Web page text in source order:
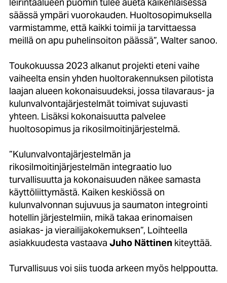
säässä ympäri vuorokauden. Huoltosopimuksella
varmistamme, että kaikki toimii ja tarvittaessa
meillä on apu puhelinsoiton päässä”, Walter sanoo.
Toukokuussa 2023 alkanut projekti eteni vaihe
vaiheelta ensin yhden huoltorakennuksen pilotista
laajan alueen kokonaisuudeksi, jossa tilavaraus- ja
kulunvalvontajärjestelmät toimivat sujuvasti
yhteen. Lisäksi kokonaisuutta palvelee
huoltosopimus ja rikosilmoitinjärjestelmä.
”Kulunvalvontajärjestelmän ja
rikosilmoitinjärjestelmän integraatio luo
turvallisuutta ja kokonaisuuden näkee samasta
käyttöliittymästä. Kaiken keskiössä on
kulunvalvonnan sujuvuus ja saumaton integrointi
hotellin järjestelmiin, mikä takaa erinomaisen
asiakas- ja vierailijakokemuksen”, Loihteella
asiakkuudesta vastaava Juho Nättinen kiteyttää.
Turvallisuus voi siis tuoda arkeen myös helppoutta.